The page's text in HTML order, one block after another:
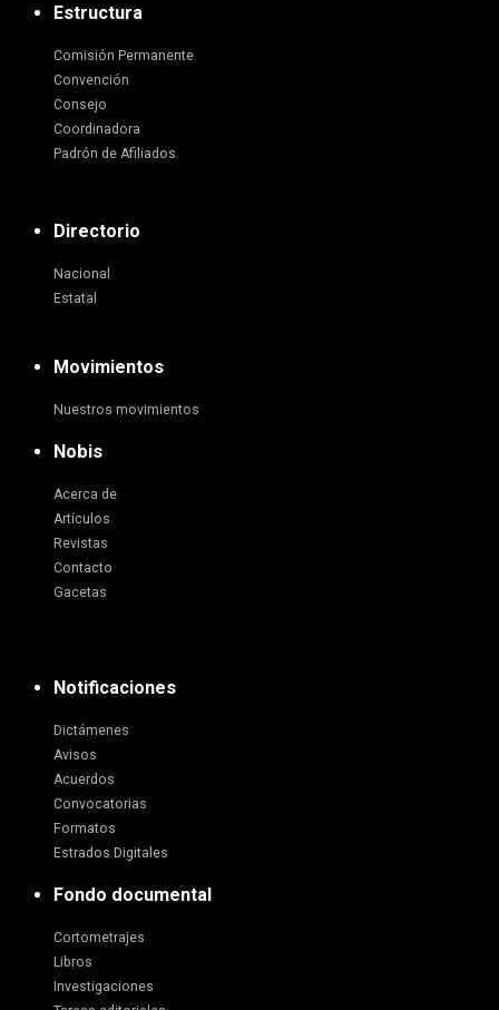
Estructura
Comisión Permanente
Convención
Consejo
Coordinadora
Padrón de Afiliados
Directorio
Nacional
Estatal
Movimientos
Nuestros movimientos
Nobis
Acerca de
Artículos
Revistas
Contacto
Gacetas
Notificaciones
Dictámenes
Avisos
Acuerdos
Convocatorias
Formatos
Estrados Digitales
Fondo documental
Cortometrajes
Libros
Investigaciones